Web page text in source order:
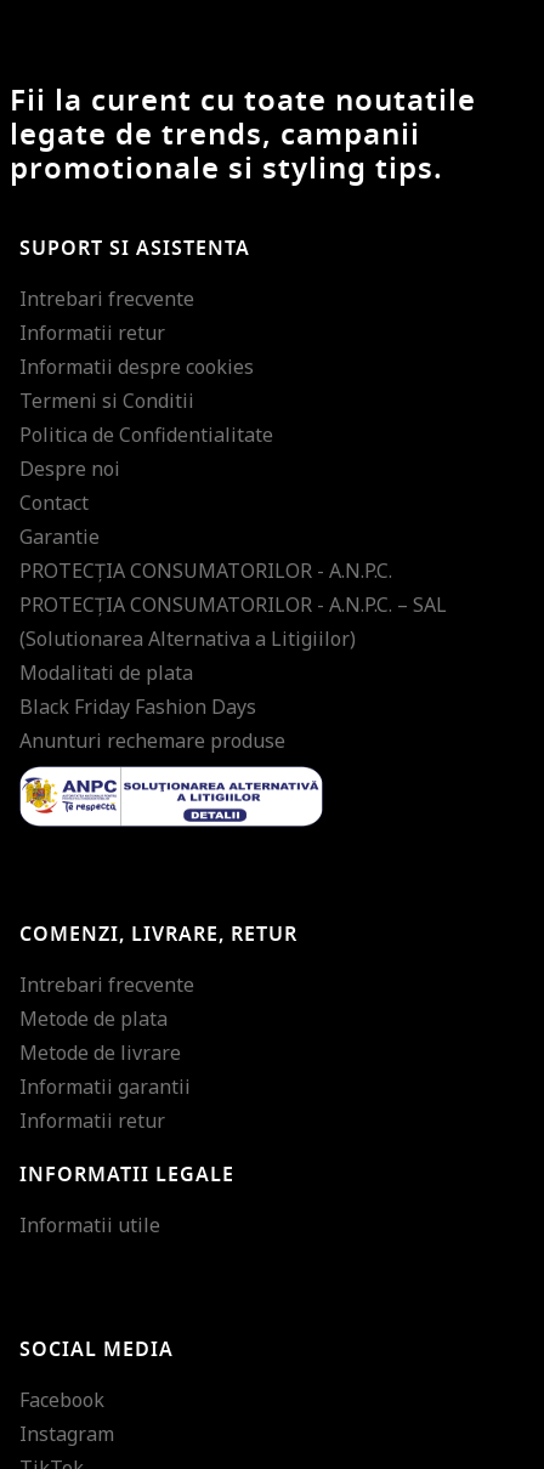
Fii la curent cu toate noutatile
legate de trends, campanii
promotionale si styling tips.
SUPORT SI ASISTENTA
Intrebari frecvente
Informatii retur
Informatii despre cookies
Termeni si Conditii
Politica de Confidentialitate
Despre noi
Contact
Garantie
PROTECŢIA CONSUMATORILOR - A.N.P.C.
PROTECŢIA CONSUMATORILOR - A.N.P.C. – SAL
(Solutionarea Alternativa a Litigiilor)
Modalitati de plata
Black Friday Fashion Days
Anunturi rechemare produse
COMENZI, LIVRARE, RETUR
Intrebari frecvente
Metode de plata
Metode de livrare
Informatii garantii
Informatii retur
INFORMATII LEGALE
Informatii utile
SOCIAL MEDIA
Facebook
Instagram